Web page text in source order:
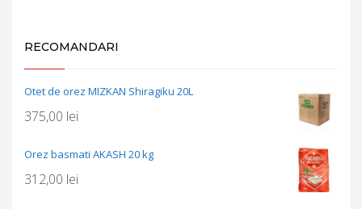
RECOMANDARI
Otet de orez MIZKAN Shiragiku 20L
375,00 lei
Orez basmati AKASH 20 kg
312,00 lei